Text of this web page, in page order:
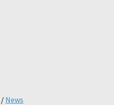
/ News